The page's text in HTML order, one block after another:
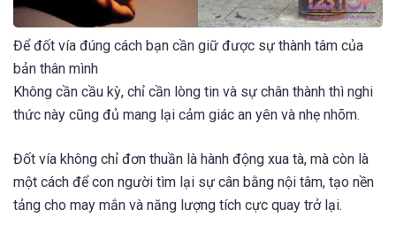
Để đốt vía đúng cách bạn cần giữ được sự thành tâm của
bản thân mình
Không cần cầu kỳ, chỉ cần lòng tin và sự chân thành thì nghi
thức này cũng đủ mang lại cảm giác an yên và nhẹ nhõm.
Đốt vía không chỉ đơn thuần là hành động xua tà, mà còn là
một cách để con người tìm lại sự cân bằng nội tâm, tạo nền
tảng cho may mắn và năng lượng tích cực quay trở lại.